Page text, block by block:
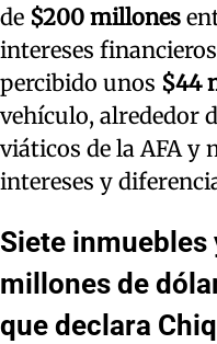
de $200 millones
intereses
percibido unos $44
vehículo, alrededor
viáticos de la AFA y
intereses y
Siete inmuebles
millones de
que declara